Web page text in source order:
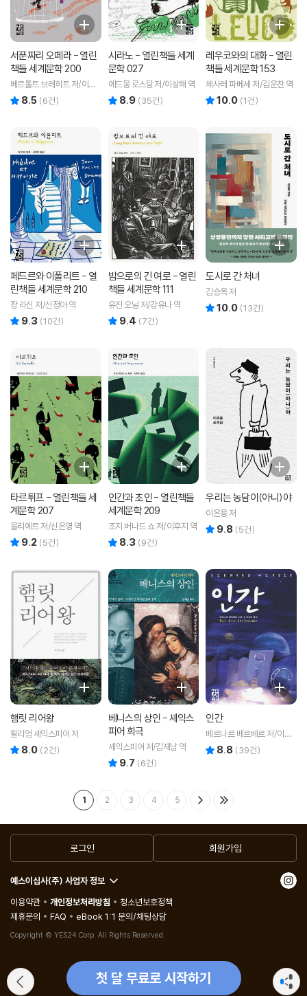
서푼짜리 오페라 - 열린
책들 세계문학 200
베르톨트 브레히트 저/이은
희 역8.5 (6건)
시라노 - 열린책들 세계
문학 027
에드몽 로스탕 저/이상해 역
8.9 (35건)
레우코와의 대화 - 열린
책들 세계문학 153
체사레 파베세 저/김운찬 역
10.0 (1건)
페드르와 이폴리트 - 열
린책들 세계문학 210
장 라신 저/신정아 역
9.3 (10건)
밤으로의 긴 여로 - 열린
책들 세계문학 111
유진 오닐 저/강유나 역
9.4 (7건)
도시로 간 처녀
김승옥 저
10.0 (13건)
타르튀프 - 열린책들 세
계문학 207
몰리에르 저/신은영 역
9.2 (5건)
인간과 초인 - 열린책들
세계문학 209
조지 버나드 쇼 저/이후지 역
8.3 (9건)
우리는 농담이(아니)야
이은용 저
9.8 (5건)
햄릿 리어왕
윌리엄 셰익스피어 저
8.0 (2건)
베니스의 상인 - 셰익스
피어 희극
셰익스피어 저/김재남 역
9.7 (6건)
인간
베르나르 베르베르 저/이세
욱 역8.8 (39건)
1 2 3 4 5
첫 달 무료로 시작하기
로그인 회원가입
예스이십사(주) 사업자 정보
이용약관
개인정보처리방침
청소년보호정책
제휴문의
FAQ eBook 1:1 문의/채팅상담
Copyright © YES24 Corp. All Rights Reserved.